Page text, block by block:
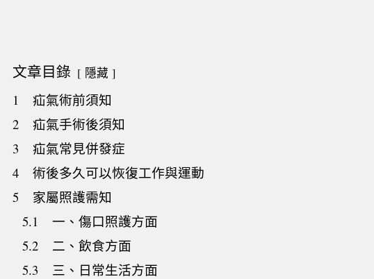
文章目錄 隱藏
1
疝氣術前須知
2
疝氣手術後須知
3
疝氣常見併發症
4
術後多久可以恢復工作與運動
5
家屬照護需知
5.1
一、傷口照護方面
5.2
二、飲食方面
5.3
三、日常生活方面